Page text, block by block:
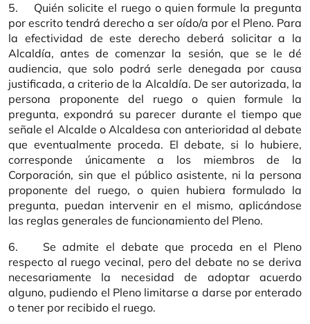
5. Quién solicite el ruego o quien formule la pregunta
por escrito tendrá derecho a ser oído/a por el Pleno. Para
la efectividad de este derecho deberá solicitar a la
Alcaldía, antes de comenzar la sesión, que se le dé
audiencia, que solo podrá serle denegada por causa
justificada, a criterio de la Alcaldía. De ser autorizada, la
persona proponente del ruego o quien formule la
pregunta, expondrá su parecer durante el tiempo que
señale el Alcalde o Alcaldesa con anterioridad al debate
que eventualmente proceda. El debate, si lo hubiere,
corresponde únicamente a los miembros de la
Corporación, sin que el público asistente, ni la persona
proponente del ruego, o quien hubiera formulado la
pregunta, puedan intervenir en el mismo, aplicándose
las reglas generales de funcionamiento del Pleno.
6. Se admite el debate que proceda en el Pleno
respecto al ruego vecinal, pero del debate no se deriva
necesariamente la necesidad de adoptar acuerdo
alguno, pudiendo el Pleno limitarse a darse por enterado
o tener por recibido el ruego.